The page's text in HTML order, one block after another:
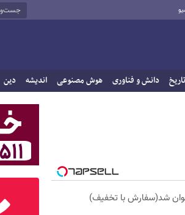
تاریخ دانش و فناوری هوش مصنوعی اندیشه دین